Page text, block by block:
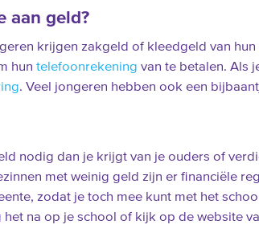
aan geld?
krijgen zakgeld of kleedgeld van
hun telefoonrekening van te betalen. Als
. Veel jongeren hebben ook een
nodig dan je krijgt van je ouders of
met weinig geld zijn er financiële
zodat je toch mee kunt met het
het na op je school of kijk op de website